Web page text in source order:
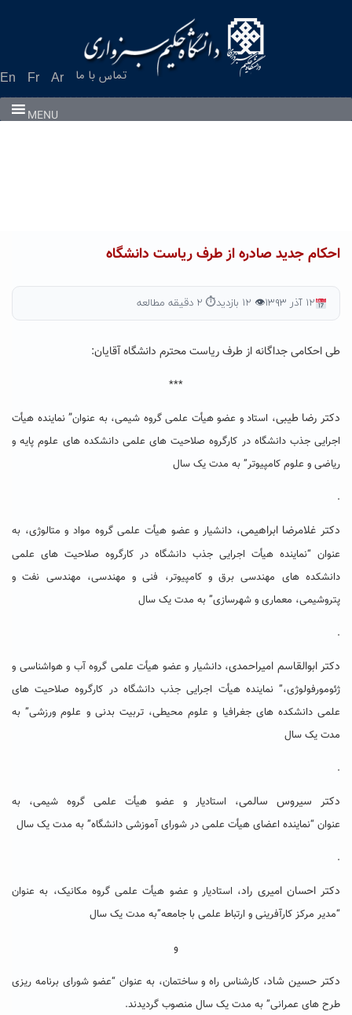
En Fr Ar تماس با ما
MENU
احکام جدید صادره از طرف ریاست دانشگاه
۱۲ آذر ۱۳۹۳ 👁 ۱۲ بازدید ⏱ ۲ دقیقه مطالعه
طی احکامی جداگانه از طرف ریاست محترم دانشگاه آقایان:
***
دکتر رضا طیبی، استاد و عضو هیأت علمی گروه شیمی، به عنوان” نماینده هیأت
اجرایی جذب دانشگاه در کارگروه صلاحیت های علمی دانشکده های علوم پایه و
ریاضی و علوم کامپیوتر” به مدت یک سال
.
دکتر غلامرضا ابراهیمی، دانشیار و عضو هیأت علمی گروه مواد و متالوژی، به
عنوان “نماینده هیأت اجرایی جذب دانشگاه در کارگروه صلاحیت های علمی
دانشکده های مهندسی برق و کامپیوتر، فنی و مهندسی، مهندسی نفت و
پتروشیمی، معماری و شهرسازی” به مدت یک سال
.
دکتر ابوالقاسم امیراحمدی، دانشیار و عضو هیأت علمی گروه آب و هواشناسی و
ژئومورفولوژی،” نماینده هیأت اجرایی جذب دانشگاه در کارگروه صلاحیت های
علمی دانشکده های جغرافیا و علوم محیطی، تربیت بدنی و علوم ورزشی” به
مدت یک سال
.
دکتر سیروس سالمی، استادیار و عضو هیأت علمی گروه شیمی، به
عنوان “نماینده اعضای هیأت علمی در شورای آموزشی دانشگاه” به مدت یک سال
.
دکتر احسان امیری راد، استادیار و عضو هیأت علمی گروه مکانیک، به عنوان
“مدیر مرکز کارآفرینی و ارتباط علمی با جامعه”به مدت یک سال
و
دکتر حسین شاد، کارشناس راه و ساختمان، به عنوان “عضو شورای برنامه ریزی
طرح های عمرانی” به مدت یک سال منصوب گردیدند.